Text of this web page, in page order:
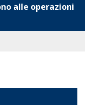
alle operazioni